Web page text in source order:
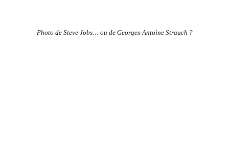
Photo de Steve Jobs… ou de Georges-Antoine Strauch ?